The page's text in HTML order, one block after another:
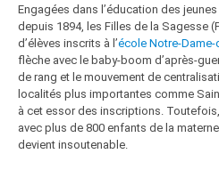
Engagées dans l’éducation des
depuis 1894, les Filles de la Sagesse
d’élèves inscrits à l’école Notre-
flèche avec le baby-boom d’après-
de rang et le mouvement de
localités plus importantes comme
à cet essor des inscriptions.
avec plus de 800 enfants de la
devient insoutenable.